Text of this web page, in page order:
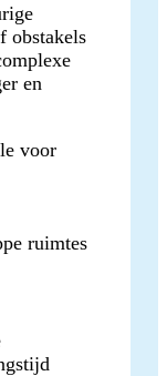
obstakels
en
voor
ruimtes